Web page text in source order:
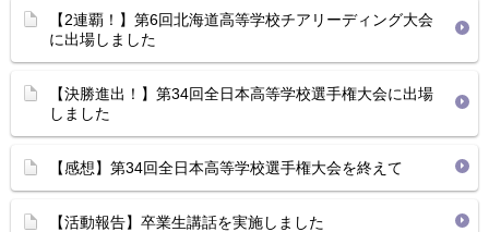
【2連覇！】第6回北海道高等学校チアリーディング大会
に出場しました
【決勝進出！】第34回全日本高等学校選手権大会に出場
しました
【感想】第34回全日本高等学校選手権大会を終えて
【活動報告】卒業生講話を実施しました